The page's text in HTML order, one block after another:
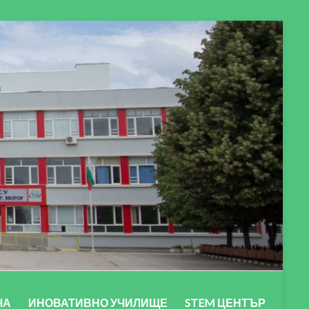
ИНОВАТИВНО УЧИЛИЩЕ STEM ЦЕНТЪР